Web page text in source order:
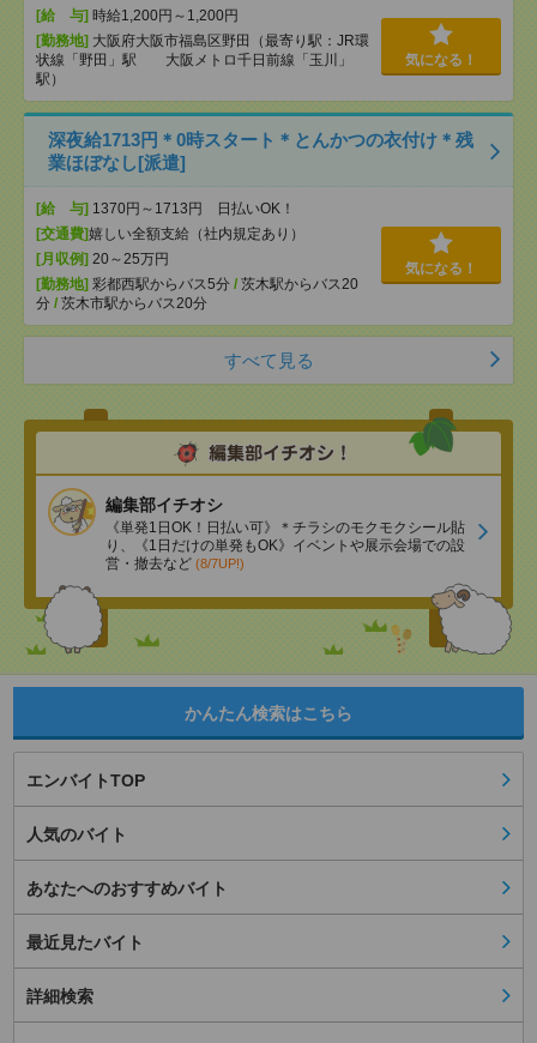
[給 与] 時給1,200円～1,200円
[勤務地] 大阪府大阪市福島区野田（最寄り駅：JR環
状線「野田」駅 大阪メトロ千日前線「玉川」
駅）
気になる！
深夜給1713円＊0時スタート＊とんかつの衣付け＊残
業ほぼなし[派遣]
[給 与] 1370円～1713円 日払いOK！
[交通費]嬉しい全額支給（社内規定あり）
[月収例] 20～25万円
[勤務地] 彩都西駅からバス5分 / 茨木駅からバス20
分 / 茨木市駅からバス20分
気になる！
すべて見る
編集部イチオシ
《単発1日OK！日払い可》＊チラシのモクモクシール貼
り、《1日だけの単発もOK》イベントや展示会場での設
営・撤去など (8/7UP!)
かんたん検索はこちら
エンバイトTOP
人気のバイト
あなたへのおすすめバイト
最近見たバイト
詳細検索